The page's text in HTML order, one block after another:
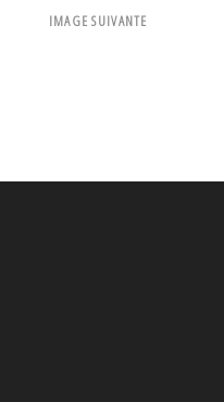
IMAGE SUIVANTE